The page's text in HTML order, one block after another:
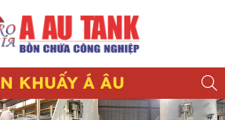
KHUẤY Á ÂU